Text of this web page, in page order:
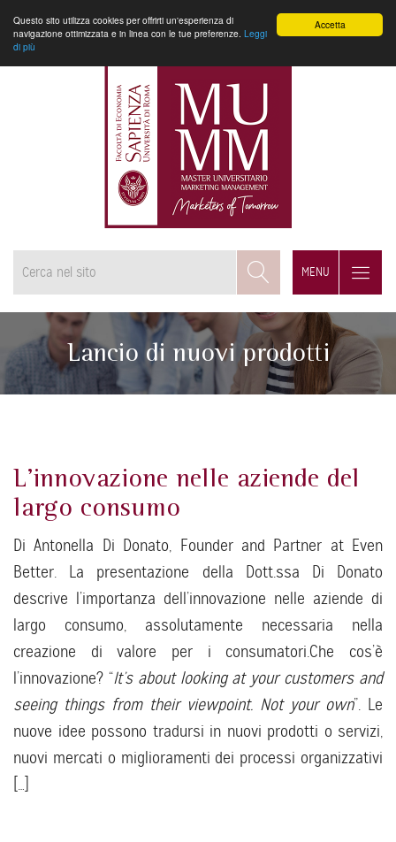
Accetta
Questo sito utilizza cookies per offrirti un'esperienza di
navigazione ottimizzata e in linea con le tue preferenze. Leggi
di più
MENU
Lancio di nuovi prodotti
L’innovazione nelle aziende del
largo consumo
Di Antonella Di Donato, Founder and Partner at Even
Better. La presentazione della Dott.ssa Di Donato
descrive l’importanza dell’innovazione nelle aziende di
largo consumo, assolutamente necessaria nella
creazione di valore per i consumatori.Che cos’è
l’innovazione? “It’s about looking at your customers and
seeing things from their viewpoint. Not your own”. Le
nuove idee possono tradursi in nuovi prodotti o servizi,
nuovi mercati o miglioramenti dei processi organizzativi
[…]